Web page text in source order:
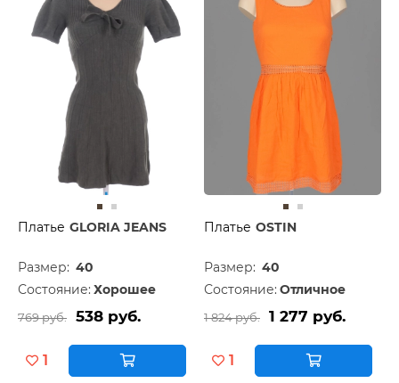
Платье GLORIA JEANS
Размер: 40
Состояние: Хорошее
769 руб. 538 руб.
1
Платье OSTIN
Размер: 40
Состояние: Отличное
1 824 руб. 1 277 руб.
1